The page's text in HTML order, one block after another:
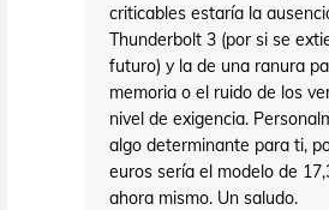
criticables estaría la
Thunderbolt 3 (por si se
futuro) y la de una ranura
memoria o el ruido de los
nivel de exigencia.
algo determinante para ti,
euros sería el modelo de
ahora mismo. Un saludo.